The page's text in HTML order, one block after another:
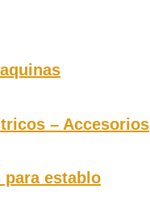
– Accesorios
para establo